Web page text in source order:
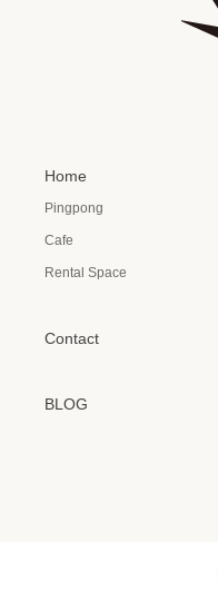
Home
Pingpong
Cafe
Rental Space
Contact
BLOG